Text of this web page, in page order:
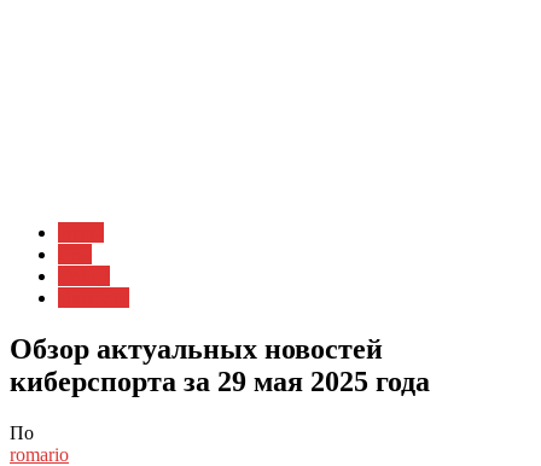
Обзор актуальных новостей
киберспорта за 29 мая 2025 года
По
romario